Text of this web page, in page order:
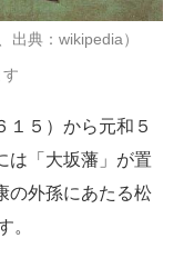
出典：wikipedia）
５）から元和５
は「大坂藩」が置
の外孫にあたる松
。